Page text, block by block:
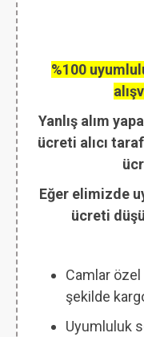
%100
Yanlış alım
ücreti alıcı
Eğer elimizde
ücreti
Camlar özel
şekilde
Uyumluluk